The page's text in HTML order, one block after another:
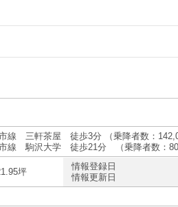
一覧
覧
線 三軒茶屋 徒歩3分 （乗降者数：
線 駒沢大学 徒歩21分 （乗降者数：
坪
情報登録日
情報更新日